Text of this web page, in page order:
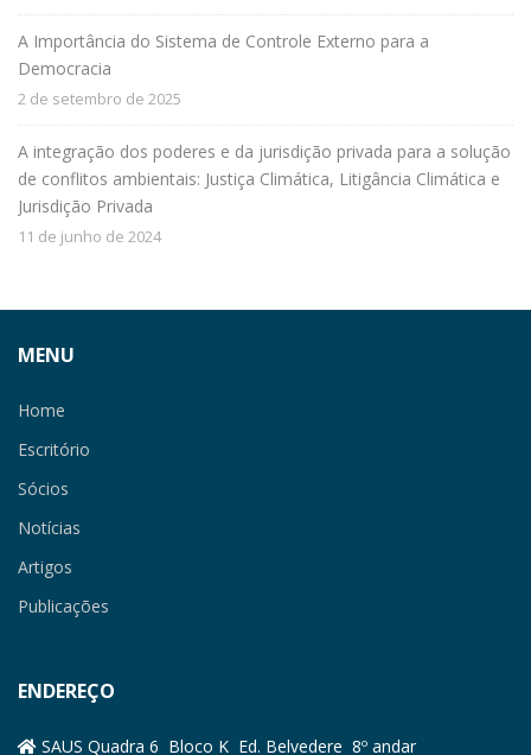
A Importância do Sistema de Controle Externo para a
Democracia
2 de setembro de 2025
A integração dos poderes e da jurisdição privada para a solução
de conflitos ambientais: Justiça Climática, Litigância Climática e
Jurisdição Privada
11 de junho de 2024
MENU
Home
Escritório
Sócios
Notícias
Artigos
Publicações
ENDEREÇO
SAUS Quadra 6 Bloco K Ed. Belvedere 8º andar